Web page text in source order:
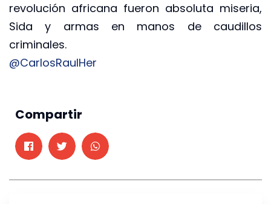
revolución africana fueron absoluta miseria,
Sida y armas en manos de caudillos
criminales.
@CarlosRaulHer
Compartir